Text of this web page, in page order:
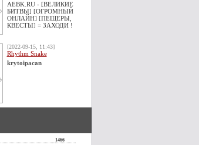
AEBK.RU - [ВЕЛИКИЕ
БИТВЫ] [ОГРОМНЫЙ
ОНЛАЙН] [ПЕЩЕРЫ,
КВЕСТЫ] = ЗАХОДИ !
[2022-09-15, 11:43]
Rhythm Snake
krytoipacan
1466